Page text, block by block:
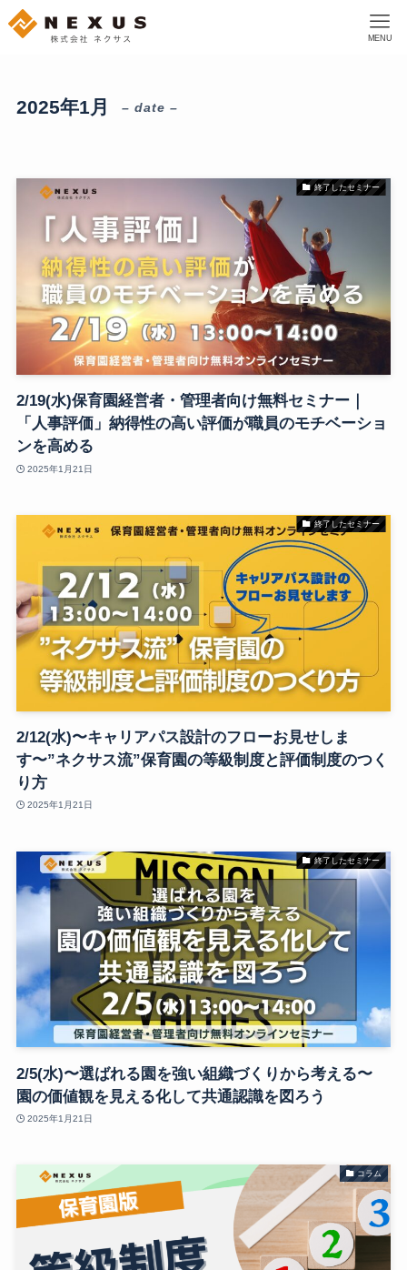
MENU
2025年1月 – date –
終了したセミナー
2/19(水)保育園経営者・管理者向け無料セミナー｜
「人事評価」納得性の高い評価が職員のモチベーショ
ンを高める
2025年1月21日
終了したセミナー
2/12(水)〜キャリアパス設計のフローお見せしま
す〜”ネクサス流”保育園の等級制度と評価制度のつく
り方
2025年1月21日
終了したセミナー
2/5(水)〜選ばれる園を強い組織づくりから考える〜
園の価値観を見える化して共通認識を図ろう
2025年1月21日
コラム